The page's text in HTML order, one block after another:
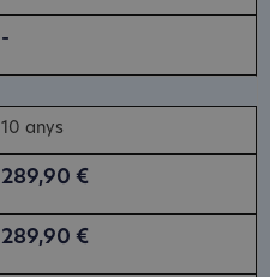
-
10 anys
289,90 €
289,90 €